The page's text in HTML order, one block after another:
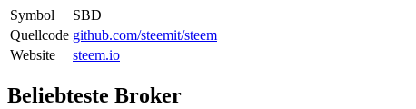
Symbol
SBD
Quellcode github.com/steemit/steem
Website
steem.io
Beliebteste Broker